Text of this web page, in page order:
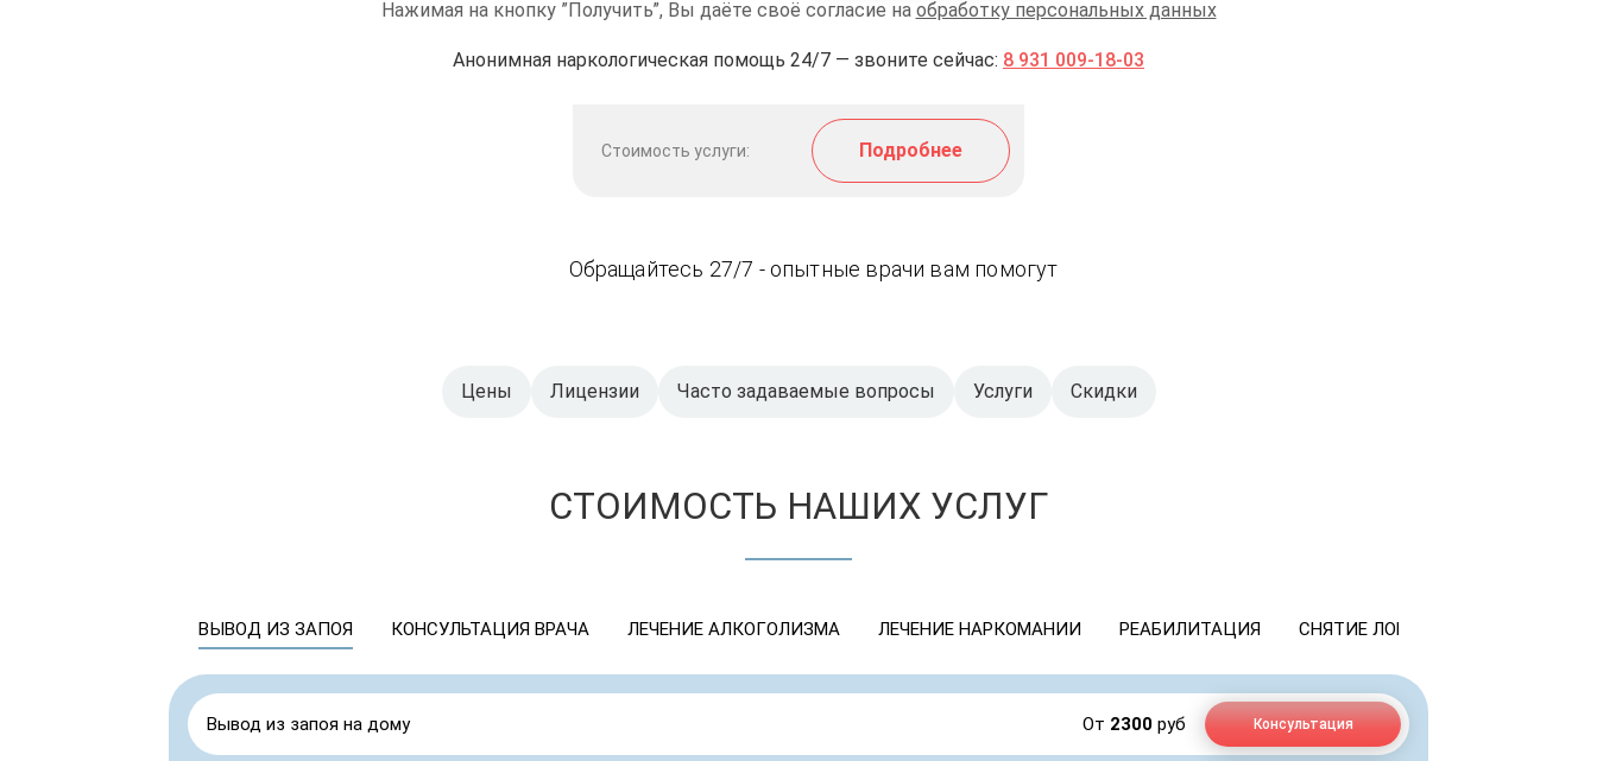
Нажимая на кнопку ”Получить”, Вы даёте своё согласие на обработку персональных данных
Анонимная наркологическая помощь 24/7 — звоните сейчас: 8 931 009-18-03
Стоимость услуги: Подробнее
Обращайтесь 27/7 - опытные врачи вам помогут
Цены Лицензии Часто задаваемые вопросы Услуги Скидки
СТОИМОСТЬ НАШИХ УСЛУГ
ВЫВОД ИЗ ЗАПОЯ КОНСУЛЬТАЦИЯ ВРАЧА ЛЕЧЕНИЕ АЛКОГОЛИЗМА ЛЕЧЕНИЕ НАРКОМАНИИ РЕАБИЛИТАЦИЯ СНЯТИЕ ЛОМКИ
Вывод из запоя на дому От 2300 руб Консультация